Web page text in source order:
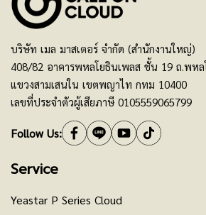
บริษัท เมล มาสเตอร์ จำกัด (สำนักงานใหญ่)
408/82 อาคารพหลโยธินเพลส ชั้น 19 ถ.พหล
แขวงสามเสนใน เขตพญาไท กทม 10400
เลขที่ประจำตัวผู้เสียภาษี 0105559065799
Follow Us:
Service
Yeastar P Series Cloud